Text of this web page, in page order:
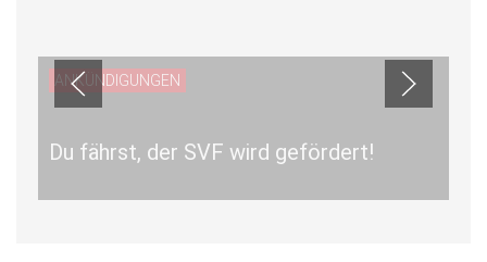
ANKÜNDIGUNGEN
Du fährst, der SVF wird gefördert!